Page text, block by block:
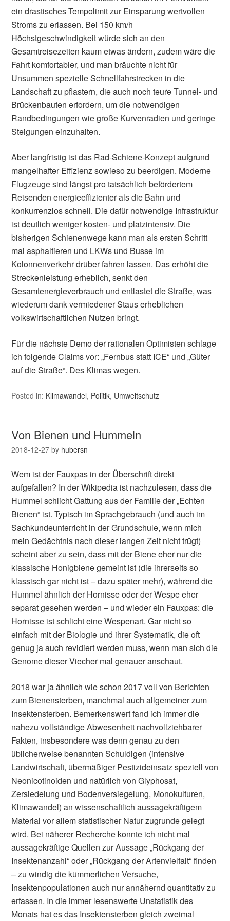
ein drastisches Tempolimit zur Einsparung wertvollen
Stroms zu erlassen. Bei 150 km/h
Höchstgeschwindigkeit würde sich an den
Gesamtreisezeiten kaum etwas ändern, zudem wäre die
Fahrt komfortabler, und man bräuchte nicht für
Unsummen spezielle Schnellfahrstrecken in die
Landschaft zu pflastern, die auch noch teure Tunnel- und
Brückenbauten erfordern, um die notwendigen
Randbedingungen wie große Kurvenradien und geringe
Steigungen einzuhalten.
Aber langfristig ist das Rad-Schiene-Konzept aufgrund
mangelhafter Effizienz sowieso zu beerdigen. Moderne
Flugzeuge sind längst pro tatsächlich befördertem
Reisenden energieeffizienter als die Bahn und
konkurrenzlos schnell. Die dafür notwendige Infrastruktur
ist deutlich weniger kosten- und platzintensiv. Die
bisherigen Schienenwege kann man als ersten Schritt
mal asphaltieren und LKWs und Busse im
Kolonnenverkehr drüber fahren lassen. Das erhöht die
Streckenleistung erheblich, senkt den
Gesamtenergieverbrauch und entlastet die Straße, was
wiederum dank vermiedener Staus erheblichen
volkswirtschaftlichen Nutzen bringt.
Für die nächste Demo der rationalen Optimisten schlage
ich folgende Claims vor: „Fernbus statt ICE“ und „Güter
auf die Straße“. Des Klimas wegen.
Posted in: Klimawandel, Politik, Umweltschutz
Von Bienen und Hummeln
2018-12-27 by hubersn
Wem ist der Fauxpas in der Überschrift direkt
aufgefallen? In der Wikipedia ist nachzulesen, dass die
Hummel schlicht Gattung aus der Familie der „Echten
Bienen“ ist. Typisch im Sprachgebrauch (und auch im
Sachkundeunterricht in der Grundschule, wenn mich
mein Gedächtnis nach dieser langen Zeit nicht trügt)
scheint aber zu sein, dass mit der Biene eher nur die
klassische Honigbiene gemeint ist (die ihrerseits so
klassisch gar nicht ist – dazu später mehr), während die
Hummel ähnlich der Hornisse oder der Wespe eher
separat gesehen werden – und wieder ein Fauxpas: die
Hornisse ist schlicht eine Wespenart. Gar nicht so
einfach mit der Biologie und ihrer Systematik, die oft
genug ja auch revidiert werden muss, wenn man sich die
Genome dieser Viecher mal genauer anschaut.
2018 war ja ähnlich wie schon 2017 voll von Berichten
zum Bienensterben, manchmal auch allgemeiner zum
Insektensterben. Bemerkenswert fand ich immer die
nahezu vollständige Abwesenheit nachvollziehbarer
Fakten, insbesondere was denn genau zu den
üblicherweise benannten Schuldigen (intensive
Landwirtschaft, übermäßiger Pestizideinsatz speziell von
Neonicotinoiden und natürlich von Glyphosat,
Zersiedelung und Bodenversiegelung, Monokulturen,
Klimawandel) an wissenschaftlich aussagekräftigem
Material vor allem statistischer Natur zugrunde gelegt
wird. Bei näherer Recherche konnte ich nicht mal
aussagekräftige Quellen zur Aussage „Rückgang der
Insektenanzahl“ oder „Rückgang der Artenvielfalt“ finden
– zu windig die kümmerlichen Versuche,
Insektenpopulationen auch nur annähernd quantitativ zu
erfassen. In die immer lesenswerte Unstatistik des
Monats hat es das Insektensterben gleich zweimal